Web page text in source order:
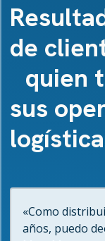
de
quien
sus
«Como
años, puedo